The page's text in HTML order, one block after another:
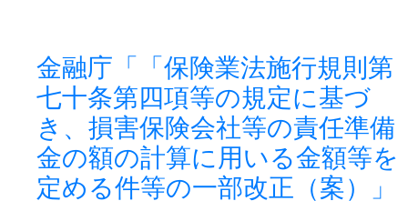
金融庁「「保険業法施行規則第
七十条第四項等の規定に基づ
き、損害保険会社等の責任準備
金の額の計算に用いる金額等を
定める件等の一部改正（案）」